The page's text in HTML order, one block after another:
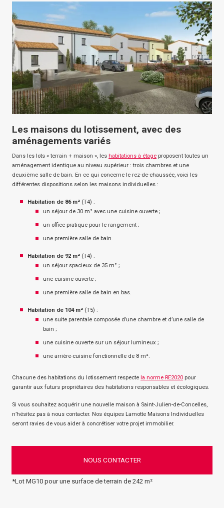
Les maisons du lotissement, avec des
aménagements variés
Dans les lots « terrain + maison », les habitations à étage proposent toutes un
aménagement identique au niveau supérieur : trois chambres et une
deuxième salle de bain. En ce qui concerne le rez-de-chaussée, voici les
différentes dispositions selon les maisons individuelles :
Habitation de 86 m² (T4) :
un séjour de 30 m² avec une cuisine ouverte ;
un office pratique pour le rangement ;
une première salle de bain.
Habitation de 92 m² (T4) :
un séjour spacieux de 35 m² ;
une cuisine ouverte ;
une première salle de bain en bas.
Habitation de 104 m² (T5) :
une suite parentale composée d’une chambre et d’une salle de
bain ;
une cuisine ouverte sur un séjour lumineux ;
une arrière-cuisine fonctionnelle de 8 m².
Chacune des habitations du lotissement respecte la norme RE2020 pour
garantir aux futurs propriétaires des habitations responsables et écologiques.
Si vous souhaitez acquérir une nouvelle maison à Saint-Julien-de-Concelles,
n’hésitez pas à nous contacter. Nos équipes Lamotte Maisons Individuelles
seront ravies de vous aider à concrétiser votre projet immobilier.
NOUS CONTACTER
*Lot MG10 pour une surface de terrain de 242 m²